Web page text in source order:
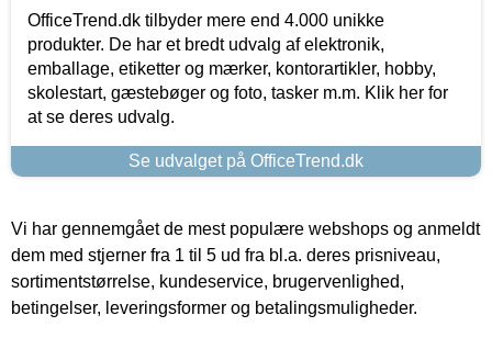
OfficeTrend.dk tilbyder mere end 4.000 unikke
produkter. De har et bredt udvalg af elektronik,
emballage, etiketter og mærker, kontorartikler, hobby,
skolestart, gæstebøger og foto, tasker m.m. Klik her for
at se deres udvalg.
Se udvalget på OfficeTrend.dk
Vi har gennemgået de mest populære webshops og anmeldt
dem med stjerner fra 1 til 5 ud fra bl.a. deres prisniveau,
sortimentstørrelse, kundeservice, brugervenlighed,
betingelser, leveringsformer og betalingsmuligheder.